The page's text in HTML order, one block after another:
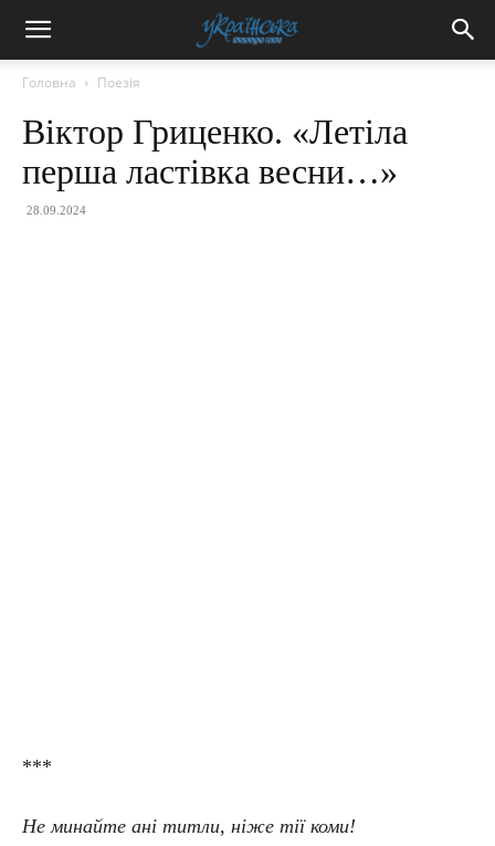
Головна Поезія
Віктор Гриценко. «Летіла
перша ластівка весни…»
28.09.2024
***
Не минайте ані титли, ніже тії коми!